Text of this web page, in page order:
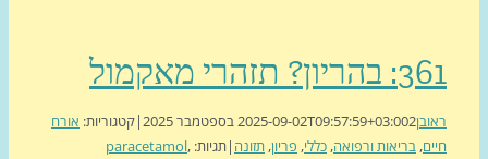
2025-09-02T09:57:59+03:00
|קטגוריות:אורח
בריאות ורפואה,כללי,פריון ,תזונה|תגיות: paracetamol,